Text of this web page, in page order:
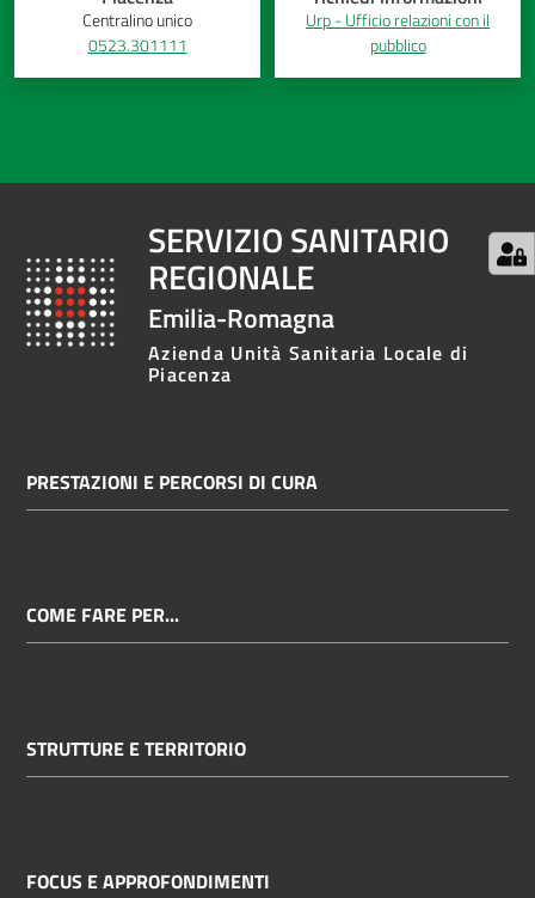
Centralino unico
0523.301111
Urp - Ufficio relazioni con il
pubblico
SERVIZIO SANITARIO
REGIONALE
Emilia-Romagna
Azienda Unità Sanitaria Locale di
Piacenza
PRESTAZIONI E PERCORSI DI CURA
COME FARE PER...
STRUTTURE E TERRITORIO
FOCUS E APPROFONDIMENTI